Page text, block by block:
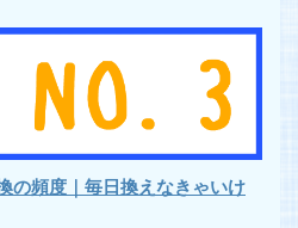
の頻度｜毎日換えなきゃいけ